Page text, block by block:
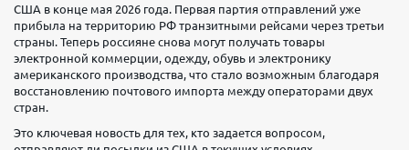
США в конце мая 2026 года. Первая партия отправлений уже
прибыла на территорию РФ транзитными рейсами через третьи
страны. Теперь россияне снова могут получать товары
электронной коммерции, одежду, обувь и электронику
американского производства, что стало возможным благодаря
восстановлению почтового импорта между операторами двух
стран.
Это ключевая новость для тех, кто задается вопросом,